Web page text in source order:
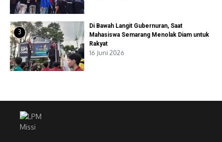
3
Di Bawah Langit Gubernuran, Saat
Mahasiswa Semarang Menolak Diam untuk
Rakyat
16 Juni 2026